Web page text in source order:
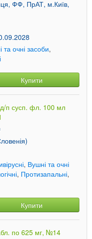
ФФ, ПрАТ, м.Київ,
та очні засоби,
Купити
п сусп. фл. 100 мл
, Вушні та очні
, Протизапальні,
Купити
по 625 мг, №14